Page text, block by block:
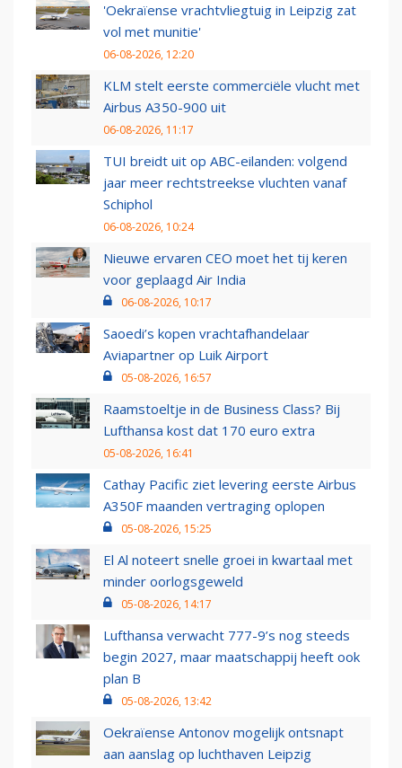
'Oekraïense vrachtvliegtuig in Leipzig zat
vol met munitie'
06-08-2026, 12:20
KLM stelt eerste commerciële vlucht met
Airbus A350-900 uit
06-08-2026, 11:17
TUI breidt uit op ABC-eilanden: volgend
jaar meer rechtstreekse vluchten vanaf
Schiphol
06-08-2026, 10:24
Nieuwe ervaren CEO moet het tij keren
voor geplaagd Air India
06-08-2026, 10:17
Saoedi’s kopen vrachtafhandelaar
Aviapartner op Luik Airport
05-08-2026, 16:57
Raamstoeltje in de Business Class? Bij
Lufthansa kost dat 170 euro extra
05-08-2026, 16:41
Cathay Pacific ziet levering eerste Airbus
A350F maanden vertraging oplopen
05-08-2026, 15:25
El Al noteert snelle groei in kwartaal met
minder oorlogsgeweld
05-08-2026, 14:17
Lufthansa verwacht 777-9’s nog steeds
begin 2027, maar maatschappij heeft ook
plan B
05-08-2026, 13:42
Oekraïense Antonov mogelijk ontsnapt
aan aanslag op luchthaven Leipzig